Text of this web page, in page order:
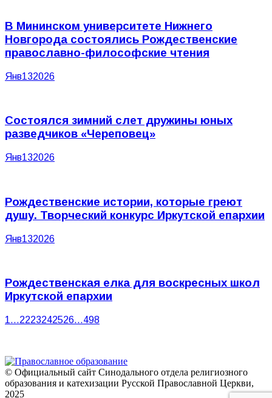
В Мининском университете Нижнего
Новгорода состоялись Рождественские
православно-философские чтения
Янв132026
Состоялся зимний слет дружины юных
разведчиков «Череповец»
Янв132026
Рождественские истории, которые греют
душу. Творческий конкурс Иркутской епархии
Янв132026
Рождественская елка для воскресных школ
Иркутской епархии
1…2223242526…498
© Официальный сайт Синодального отдела религиозного
образования и катехизации Русской Православной Церкви,
2025